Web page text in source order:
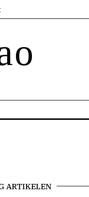
ARTIKELEN